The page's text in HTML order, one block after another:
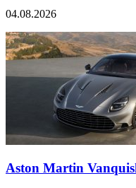
04.08.2026
Aston Martin